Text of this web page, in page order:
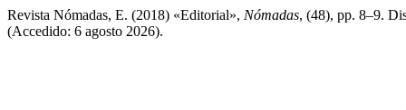
Revista Nómadas, E. (2018) «Editorial», Nómadas, (48), pp. 8–9.
(Accedido: 6 agosto 2026).